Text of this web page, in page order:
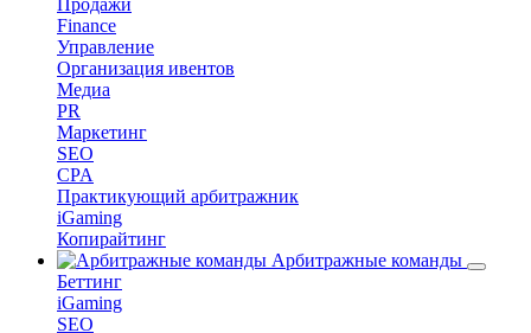
Finance
Управление
Организация ивентов
Медиа
PR
Маркетинг
SEO
CPA
Практикующий арбитражник
iGaming
Копирайтинг
Арбитражные команды
Беттинг
iGaming
SEO